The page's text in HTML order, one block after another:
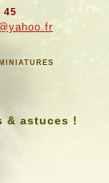
45
& astuces !